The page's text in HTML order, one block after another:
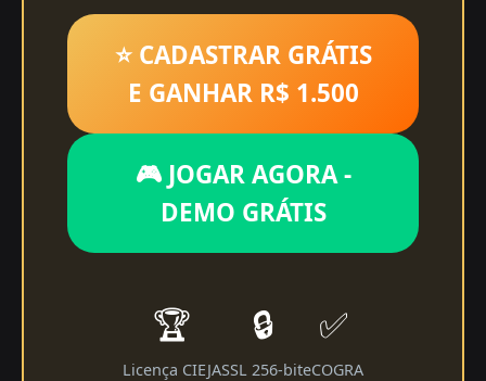
⭐ CADASTRAR GRÁTIS
E GANHAR R$ 1.500
🎮 JOGAR AGORA -
DEMO GRÁTIS
🏆
Licença CIEJA
🔒
SSL 256-bit
✅
eCOGRA